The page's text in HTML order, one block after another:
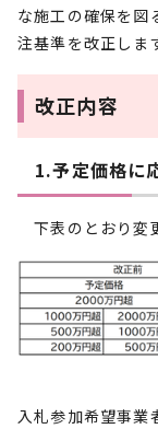
な施工の確保を図
注基準を改正しま
改正内容
1.予定価格に
下表のとおり変
入札参加希望事業